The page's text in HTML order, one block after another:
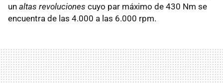
un altas revoluciones cuyo par máximo de 430 Nm se
encuentra de las 4.000 a las 6.000 rpm.